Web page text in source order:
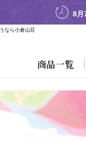
なら小倉山荘
8月
商品一覧